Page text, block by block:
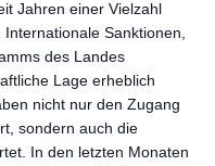
Jahren einer Vielzahl
Sanktionen,
des Landes
Lage erheblich
nicht nur den Zugang
sondern auch die
In den letzten Monaten